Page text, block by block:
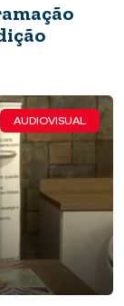
AUDIOVISUAL